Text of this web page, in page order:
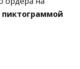
пиктограммой